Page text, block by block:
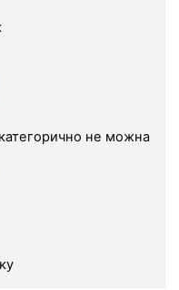
не можна